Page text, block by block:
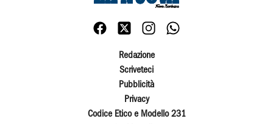
Redazione
Scriveteci
Pubblicità
Privacy
Codice Etico e Modello 231